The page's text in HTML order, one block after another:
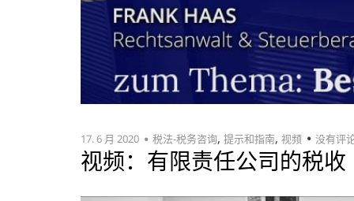
17. 6 月 2020 税法-税务咨询, 提示和指南, 视频 没有评
视频：有限责任公司的税收